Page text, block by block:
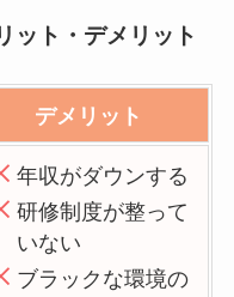
ット・デメリット
デメリット
年収がダウンする
研修制度が整って
いない
ブラックな環境の